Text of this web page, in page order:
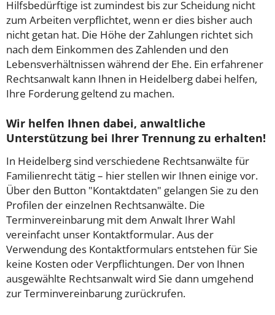
Hilfsbedürftige ist zumindest bis zur Scheidung nicht
zum Arbeiten verpflichtet, wenn er dies bisher auch
nicht getan hat. Die Höhe der Zahlungen richtet sich
nach dem Einkommen des Zahlenden und den
Lebensverhältnissen während der Ehe. Ein erfahrener
Rechtsanwalt kann Ihnen in Heidelberg dabei helfen,
Ihre Forderung geltend zu machen.
Wir helfen Ihnen dabei, anwaltliche
Unterstützung bei Ihrer Trennung zu erhalten!
In Heidelberg sind verschiedene Rechtsanwälte für
Familienrecht tätig – hier stellen wir Ihnen einige vor.
Über den Button "Kontaktdaten" gelangen Sie zu den
Profilen der einzelnen Rechtsanwälte. Die
Terminvereinbarung mit dem Anwalt Ihrer Wahl
vereinfacht unser Kontaktformular. Aus der
Verwendung des Kontaktformulars entstehen für Sie
keine Kosten oder Verpflichtungen. Der von Ihnen
ausgewählte Rechtsanwalt wird Sie dann umgehend
zur Terminvereinbarung zurückrufen.